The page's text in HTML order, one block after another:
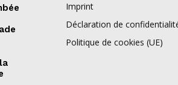
Imprint
Déclaration de
Politique de cookies (UE)